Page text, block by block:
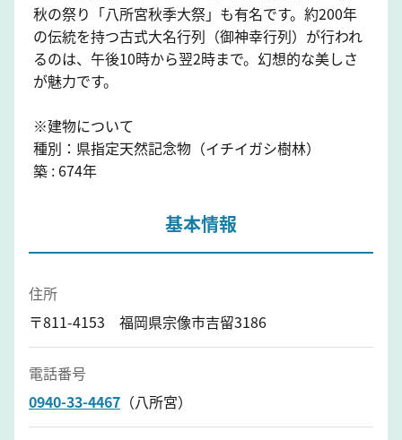
秋の祭り「八所宮秋季大祭」も有名です。約200年
の伝統を持つ古式大名行列（御神幸行列）が行われ
るのは、午後10時から翌2時まで。幻想的な美しさ
が魅力です。
※建物について
種別：県指定天然記念物（イチイガシ樹林）
築 : 674年
基本情報
住所
〒811-4153 福岡県宗像市吉留3186
電話番号
0940-33-4467 （八所宮）